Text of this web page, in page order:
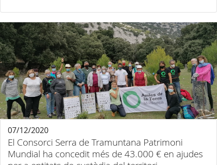
El Consorci Serra de Tramuntana Patrimoni
Mundial ha concedit més de 43.000 € en ajudes
07/12/2020